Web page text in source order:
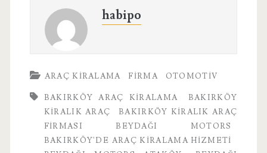
habipo
ARAÇ KIRALAMA FIRMA OTOMOTIV
BAKIRKÖY ARAÇ KIRALAMA
BAKIRKÖY
KIRALIK ARAÇ
BAKIRKÖY KIRALIK ARAÇ
FIRMASI BEYDAĞI MOTORS
BAKIRKÖY'DE ARAÇ KIRALAMA HIZMETI